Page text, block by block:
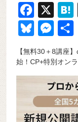
F
a
c
e
b
o
X
Bl
u
e
sk
y
M
e
ss
e
n
g
【無料30＋8講座
始！CP+特別オン